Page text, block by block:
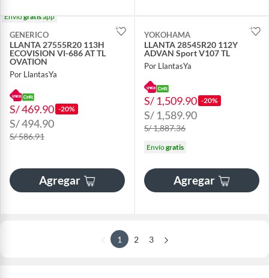
Envíogratisapp
GENERICO
LLANTA 27555R20 113H
ECOVISION VI-686 AT TL
OVATION
Por LlantasYa
S/ 469.90 -20%
S/ 494.90
S/ 586.91
Agregar
YOKOHAMA
LLANTA 28545R20 112Y
ADVAN Sport V107 TL
Por LlantasYa
S/ 1,509.90 -20%
S/ 1,589.90
S/ 1,887.36
Envíogratis
Agregar
1 2 3